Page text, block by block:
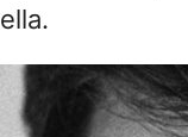
ella.